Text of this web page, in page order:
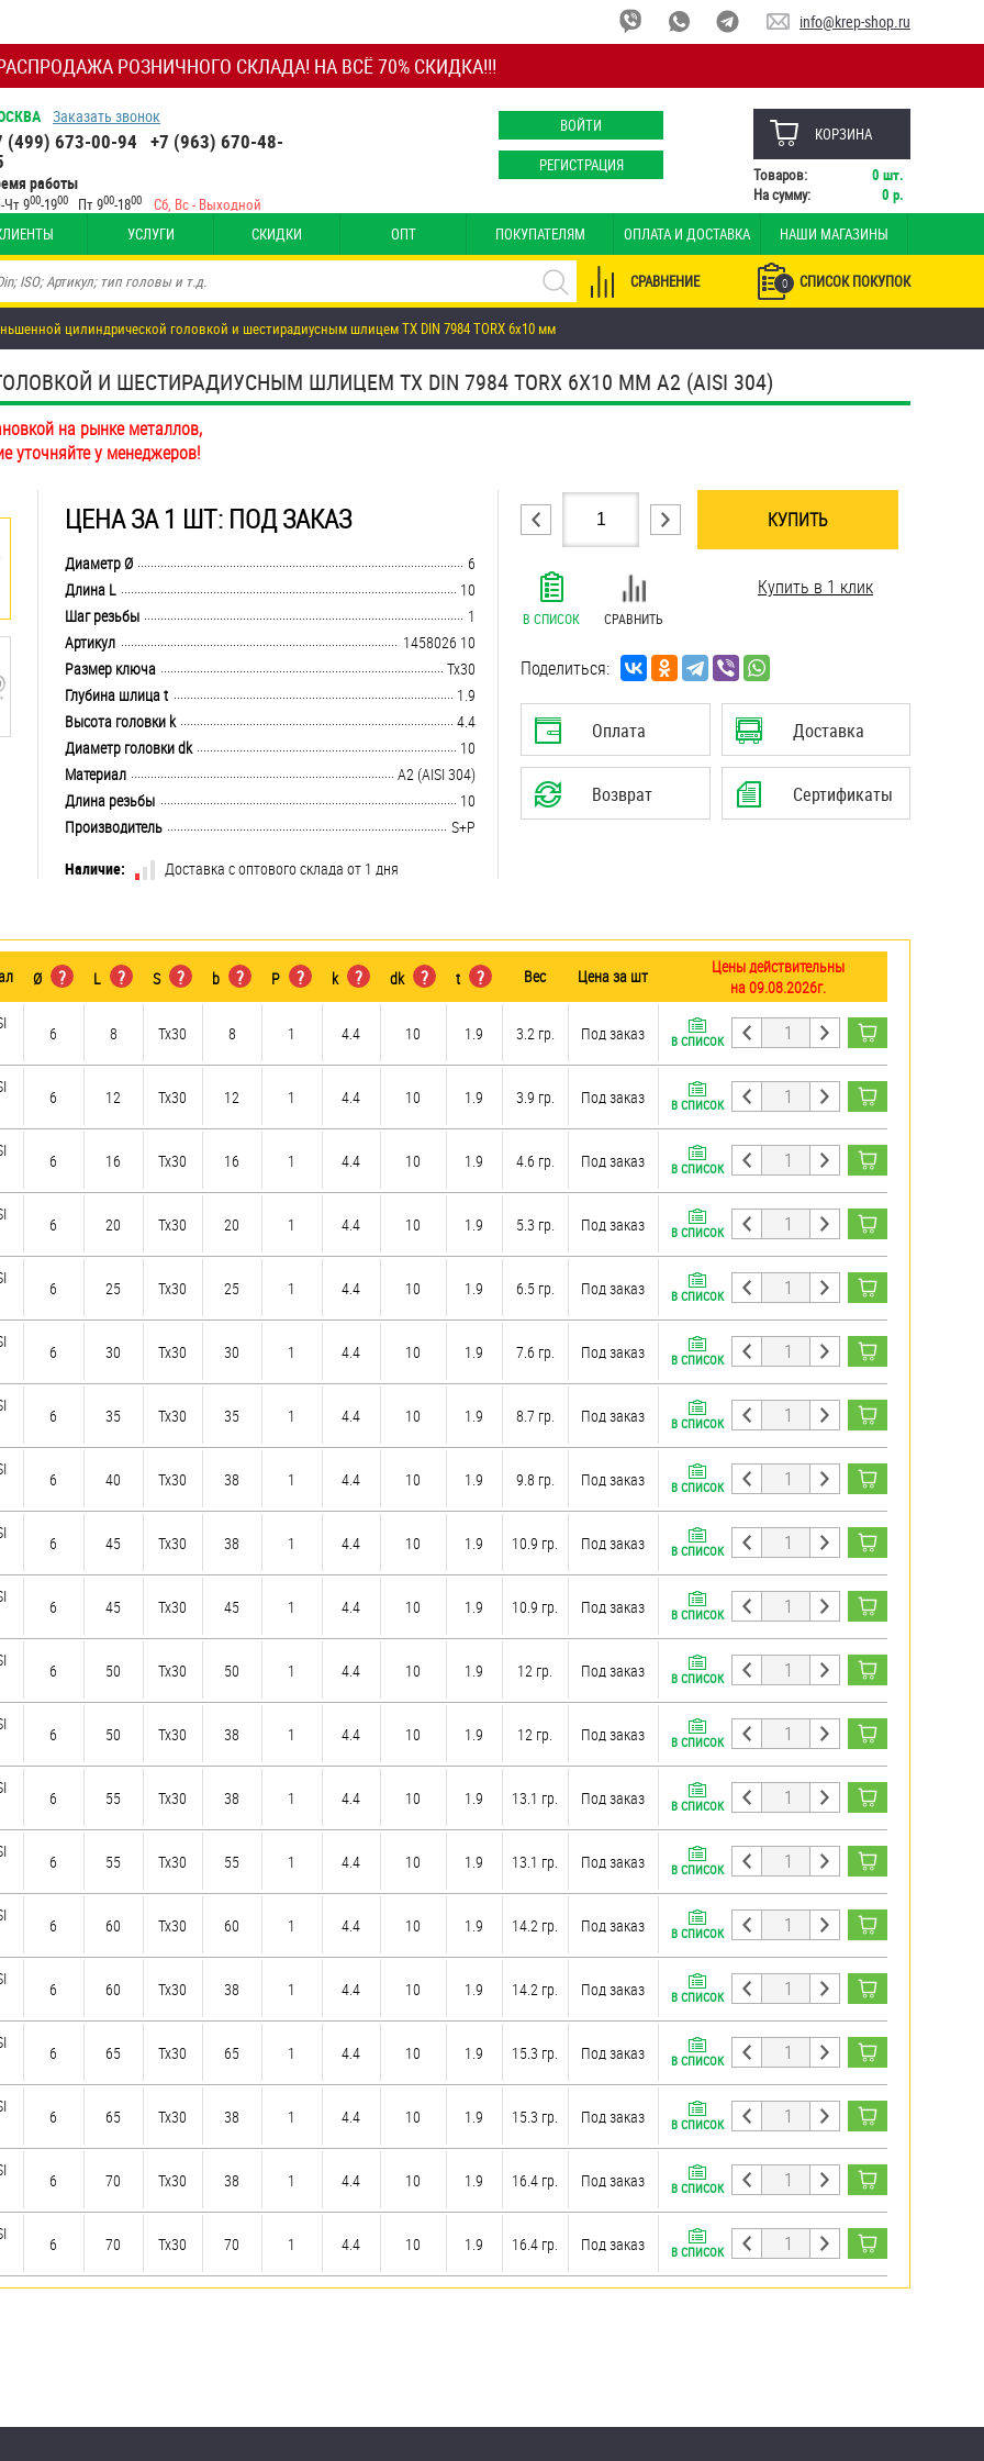
РОЗНИЧНОГО СКЛАДА! НА ВСЁ 70% СКИДКА!!!
info@krep-shop.ru
Заказать звонок
(499) 673-00-94 +7 (963) 670-48-
работы
Чт 900-1900 Пт 900-1800 Сб, Вс - Выходной
ВОЙТИ
РЕГИСТРАЦИЯ
КОРЗИНА
Товаров: 0 шт.
На сумму:
0 р.
УСЛУГИ СКИДКИ ОПТ ПОКУПАТЕЛЯМ ОПЛАТА И ДОСТАВКА НАШИ МАГАЗИНЫ
0 СПИСОК ПОКУПОК
СРАВНЕНИЕ
цилиндрической головкой и шестирадиусным шлицем TX DIN 7984 TORX 6х10 мм
И ШЕСТИРАДИУСНЫМ ШЛИЦЕМ TX DIN 7984 TORX 6Х10 ММ А2 (AISI 304)
на рынке металлов,
уточняйте у менеджеров!
ЦЕНА ЗА 1 ШТ: ПОД ЗАКАЗ
........................................................................................................................................................................................................
Диаметр Ø
6
........................................................................................................................................................................................................
Длина L
10
........................................................................................................................................................................................................
Шаг резьбы
1
........................................................................................................................................................................................................
Артикул
1458026 10
........................................................................................................................................................................................................
Размер ключа
Tx30
........................................................................................................................................................................................................
Глубина шлица t
1.9
........................................................................................................................................................................................................
Высота головки k
4.4
........................................................................................................................................................................................................
Диаметр головки dk
10
........................................................................................................................................................................................................
Материал
А2 (AISI 304)
........................................................................................................................................................................................................
Длина резьбы
10
........................................................................................................................................................................................................
Производитель
S+P
Наличие:
Доставка с оптового склада от 1 дня
КУПИТЬ
В СПИСОК СРАВНИТЬ
Купить в 1 клик
Поделиться:
Оплата Доставка
Возврат Сертификаты
Ø ? L ? S ? b ? P ? k ? dk ? t ? Вес Цена за шт
Цены действительны
на 09.08.2026г.
6 8 Tx30 8 1 4.4 10 1.9 3.2 гр. Под заказ В СПИСОК
6 12 Tx30 12 1 4.4 10 1.9 3.9 гр. Под заказ В СПИСОК
6 16 Tx30 16 1 4.4 10 1.9 4.6 гр. Под заказ В СПИСОК
6 20 Tx30 20 1 4.4 10 1.9 5.3 гр. Под заказ В СПИСОК
6 25 Tx30 25 1 4.4 10 1.9 6.5 гр. Под заказ В СПИСОК
6 30 Tx30 30 1 4.4 10 1.9 7.6 гр. Под заказ В СПИСОК
6 35 Tx30 35 1 4.4 10 1.9 8.7 гр. Под заказ В СПИСОК
6 40 Tx30 38 1 4.4 10 1.9 9.8 гр. Под заказ В СПИСОК
6 45 Tx30 38 1 4.4 10 1.9 10.9 гр. Под заказ В СПИСОК
6 45 Tx30 45 1 4.4 10 1.9 10.9 гр. Под заказ В СПИСОК
6 50 Tx30 50 1 4.4 10 1.9 12 гр. Под заказ В СПИСОК
6 50 Tx30 38 1 4.4 10 1.9 12 гр. Под заказ В СПИСОК
6 55 Tx30 38 1 4.4 10 1.9 13.1 гр. Под заказ В СПИСОК
6 55 Tx30 55 1 4.4 10 1.9 13.1 гр. Под заказ В СПИСОК
6 60 Tx30 60 1 4.4 10 1.9 14.2 гр. Под заказ В СПИСОК
6 60 Tx30 38 1 4.4 10 1.9 14.2 гр. Под заказ В СПИСОК
6 65 Tx30 65 1 4.4 10 1.9 15.3 гр. Под заказ В СПИСОК
6 65 Tx30 38 1 4.4 10 1.9 15.3 гр. Под заказ В СПИСОК
6 70 Tx30 38 1 4.4 10 1.9 16.4 гр. Под заказ В СПИСОК
6 70 Tx30 70 1 4.4 10 1.9 16.4 гр. Под заказ В СПИСОК